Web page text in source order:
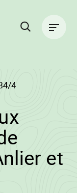
et
4